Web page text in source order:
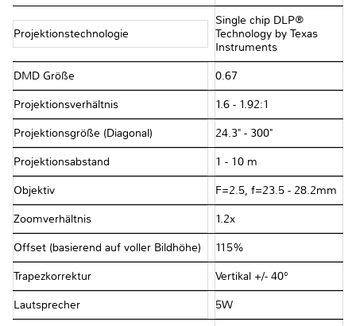
Projektionstechnologie
Single chip DLP®
Technology by Texas
Instruments
DMD Größe 0.67
Projektionsverhältnis 1.6 - 1.92:1
Projektionsgröße (Diagonal) 24.3" - 300"
Projektionsabstand 1 - 10 m
Objektiv F=2.5, f=23.5 - 28.2mm
Zoomverhältnis 1.2x
Offset (basierend auf voller Bildhöhe) 115%
Trapezkorrektur Vertikal +/- 40°
Lautsprecher 5W